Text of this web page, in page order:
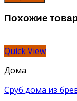
Похожие
Quick View
Дома
Сруб дома из